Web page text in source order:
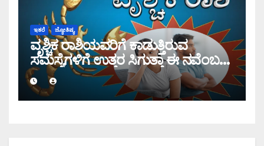
ಇತರೆ ಜ್ಯೋತಿಷ್ಯ
ವೃಶ್ಚಿಕ ರಾಶಿಯವರಿಗೆ ಕಾಡುತ್ತಿರುವ
ಸಮಸ್ಯೆಗಳಿಗೆ ಉತ್ತರ ಸಿಗುತ್ತಾ ಈ ನವೆಂಬರ್
ತಿಂಗಳಲ್ಲಿ?